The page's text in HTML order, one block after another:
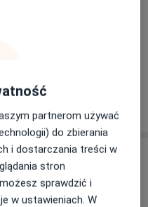
partnerom używać
do zbierania
i dostarczania treści w
stron
sprawdzić i
w ustawieniach. W